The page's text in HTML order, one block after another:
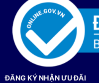
ĐĂNG KÝ NHẬN ƯU ĐÃI